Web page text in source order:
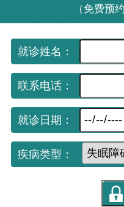
（免费预
就诊姓名：
联系电话：
就诊日期：
疾病类型：